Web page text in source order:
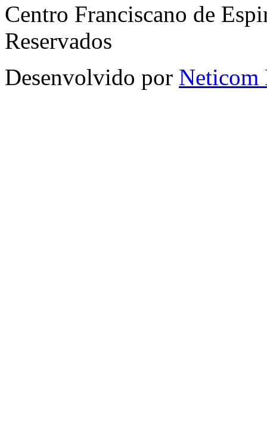
Centro Franciscano de
Reservados
Desenvolvido por Neticom